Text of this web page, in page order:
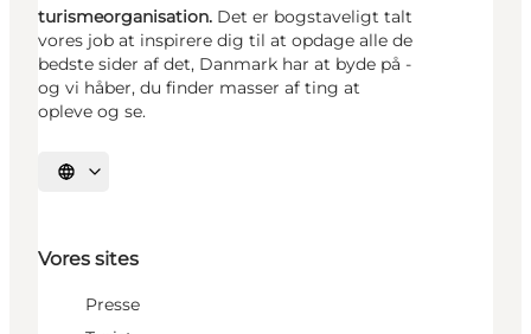
turismeorganisation. Det er bogstaveligt talt
vores job at inspirere dig til at opdage alle de
bedste sider af det, Danmark har at byde på -
og vi håber, du finder masser af ting at
opleve og se.
Vælg sprog
Vores sites
Presse